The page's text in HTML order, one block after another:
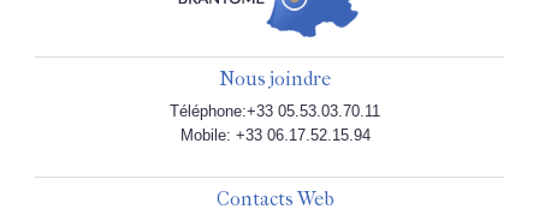
Nous joindre
Téléphone:+33 05.53.03.70.11
Mobile: +33 06.17.52.15.94
Contacts Web